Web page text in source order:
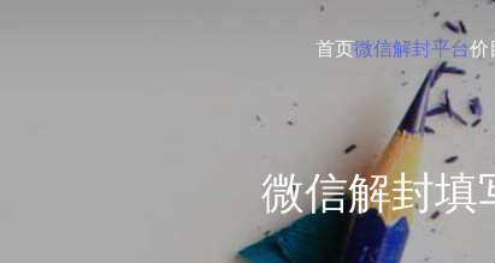
首页微信解封平台价
微信解封填